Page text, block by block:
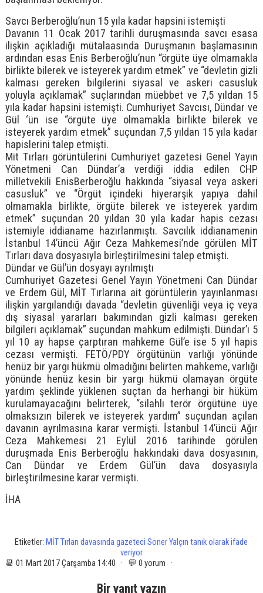
Savcı Berberoğlu’nun 15 yıla kadar hapsini istemişti
Davanın 11 Ocak 2017 tarihli duruşmasında savcı esasa
ilişkin açıkladığı mütalaasında Duruşmanın başlamasının
ardından esas Enis Berberoğlu’nun “örgüte üye olmamakla
birlikte bilerek ve isteyerek yardım etmek” ve “devletin gizli
kalması gereken bilgilerini siyasal ve askeri casusluk
yoluyla açıklamak” suçlarından müebbet ve 7,5 yıldan 15
yıla kadar hapsini istemişti. Cumhuriyet Savcısı, Dündar ve
Gül ‘ün ise “örgüte üye olmamakla birlikte bilerek ve
isteyerek yardım etmek” suçundan 7,5 yıldan 15 yıla kadar
hapislerini talep etmişti.
Mit Tırları görüntülerini Cumhuriyet gazetesi Genel Yayın
Yönetmeni Can Dündar’a verdiği iddia edilen CHP
milletvekili EnisBerberoğlu hakkında “siyasal veya askeri
casusluk” ve “Örgüt içindeki hiyerarşik yapıya dahil
olmamakla birlikte, örgüte bilerek ve isteyerek yardım
etmek” suçundan 20 yıldan 30 yıla kadar hapis cezası
istemiyle iddianame hazırlanmıştı. Savcılık iddianamenin
İstanbul 14’üncü Ağır Ceza Mahkemesi’nde görülen MİT
Tırları dava dosyasıyla birleştirilmesini talep etmişti.
Dündar ve Gül’ün dosyayı ayrılmıştı
Cumhuriyet Gazetesi Genel Yayın Yönetmeni Can Dündar
ve Erdem Gül, MİT Tırlarına ait görüntülerin yayınlanması
ilişkin yargılandığı davada “devletin güvenliği veya iç veya
dış siyasal yararları bakımından gizli kalması gereken
bilgileri açıklamak” suçundan mahkum edilmişti. Dündar’ı 5
yıl 10 ay hapse çarptıran mahkeme Gül’e ise 5 yıl hapis
cezası vermişti. FETÖ/PDY örgütünün varlığı yönünde
henüz bir yargı hükmü olmadığını belirten mahkeme, varlığı
yönünde henüz kesin bir yargı hükmü olamayan örgüte
yardım şeklinde yüklenen suçtan da herhangi bir hüküm
kurulamayacağını belirterek, “silahlı terör örgütüne üye
olmaksızın bilerek ve isteyerek yardım” suçundan açılan
davanın ayrılmasına karar vermişti. İstanbul 14’üncü Ağır
Ceza Mahkemesi 21 Eylül 2016 tarihinde görülen
duruşmada Enis Berberoğlu hakkındaki dava dosyasının,
Can Dündar ve Erdem Gül’ün dava dosyasıyla
birleştirilmesine karar vermişti.
İHA
Etiketler: MİT Tırları davasında gazeteci Soner Yalçın tanık olarak ifade
veriyor
📆 01 Mart 2017 Çarşamba 14:40 · 💬 0 yorum ·
Bir yanıt yazın